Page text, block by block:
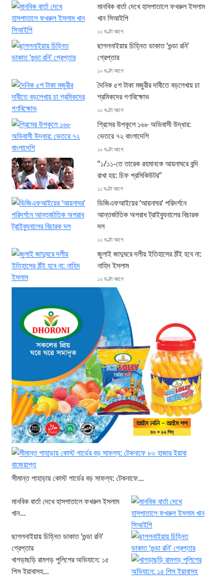
মানবিক বার্তা দেখে হাসপাতালে ফখরুল ইসলাম
খান সিআইপি
১০ ঘণ্টা আগে
ছাগলনাইয়ায় চিহ্নিত ডাকাত ‘গুন্ডা রনি’
গ্রেপ্তার
১০ ঘণ্টা আগে
দৈনিক ৫শ টাকা মজুরীর দাবীতে বড়লেখায় চা
শ্রমিকদের গণবিক্ষোভ
১০ ঘণ্টা আগে
গ্রিসের উপকূলে ১৬৮ অভিবাসী উদ্ধার:
ভেতরে ৭২ বাংলাদেশি
১০ ঘণ্টা আগে
“১/১১-তে তারেক রহমানকে আয়নাঘরে বন্দি
রাখা হয়: চিফ প্রসিকিউটর”
১১ ঘণ্টা আগে
ডিজিএফআইয়ের ‘আয়নাঘর’ পরিদর্শনে
আন্তর্জাতিক অপরাধ ট্রাইব্যুনালের বিচারক
দল
১২ ঘণ্টা আগে
জুলাই জাদুঘরে দলীয় ইতিহাসের ঠাঁই হবে না:
নাহিদ ইসলাম
১২ ঘণ্টা আগে
সীমান্ত পাহাড়ায় কোস্ট গার্ডের বড় সাফল্য: টেকনাফে...
মানবিক বার্তা দেখে হাসপাতালে ফখরুল ইসলাম
খান...
ছাগলনাইয়ায় চিহ্নিত ডাকাত ‘গুন্ডা রনি’
গ্রেপ্তার
খাগড়াছড়ি রামগড় পুলিশের অভিযানে: ১৫
পিস ইয়াবাসহ...